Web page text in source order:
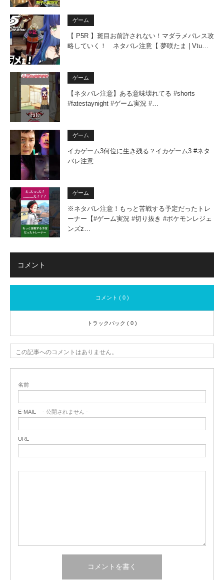
ゲーム
【 P5R 】斑目お前許されない！マダラメパレス攻
略していく！ ネタバレ注意【 夢咲たま | Vtu…
ゲーム
【ネタバレ注意】ある意味壊れてる #shorts
#fatestaynight #ゲーム実況 #…
ゲーム
イカゲーム3何位に生き残る？イカゲーム3 #ネタ
バレ注意
ゲーム
※ネタバレ注意！もっと苦戦する予定だったトレ
ーナー【#ゲーム実況 #切り抜き #ポケモンレジェ
ンズz…
コメント
コメント ( 0 )
トラックバック ( 0 )
この記事へのコメントはありません。
名前
E-MAIL - 公開されません -
URL